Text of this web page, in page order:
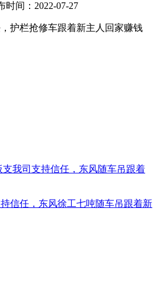
时间：2022-07-27
我司支持信任，东风随车吊跟着
信任，东风徐工七吨随车吊跟着新